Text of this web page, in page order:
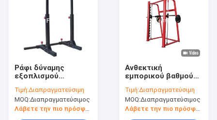
Ράφι δύναμης
εξοπλισμού
ικανότητας HS
Weightlifting
διευθετήσιμο
Τιμή:Διαπραγματεύσιμη
MOQ:Διαπραγματεύσιμος
Λάβετε την πιο πρόσφατη τιμή
Ανθεκτική
εμπορικού βαθμού
Smith εργαλείων
ικανότητας ραφιών
δύναμης εξοπλισμού
Τιμή:Διαπραγματεύσιμη
MOQ:Διαπραγματεύσιμος